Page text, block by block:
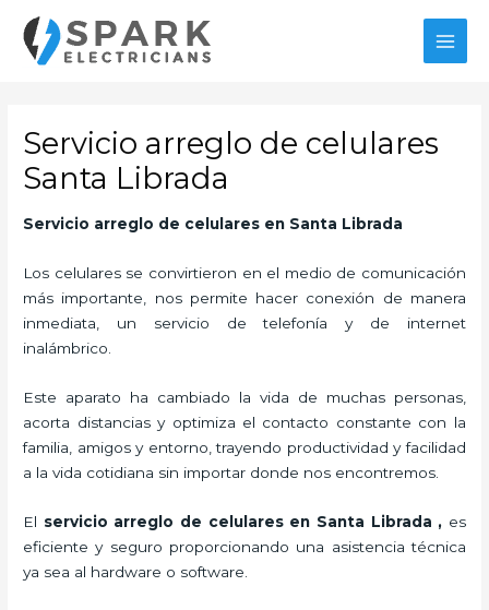
contenido
Servicio arreglo de celulares
Santa Librada
Servicio arreglo de celulares en Santa Librada
Los celulares se convirtieron en el medio de comunicación
más importante, nos permite hacer conexión de manera
inmediata, un servicio de telefonía y de internet
inalámbrico.
Este aparato ha cambiado la vida de muchas personas,
acorta distancias y optimiza el contacto constante con la
familia, amigos y entorno, trayendo productividad y facilidad
a la vida cotidiana sin importar donde nos encontremos.
El servicio arreglo de celulares en Santa Librada , es
eficiente y seguro proporcionando una asistencia técnica
ya sea al hardware o software.